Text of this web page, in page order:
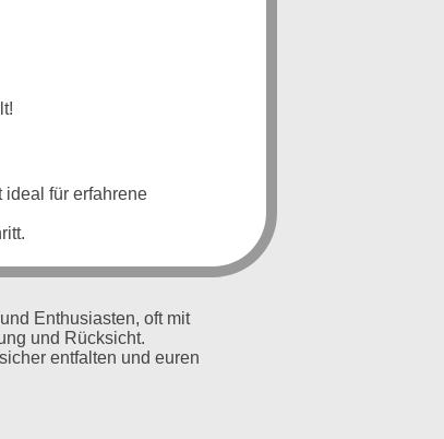
ideal für erfahrene
Enthusiasten, oft mit
und Rücksicht.
entfalten und euren